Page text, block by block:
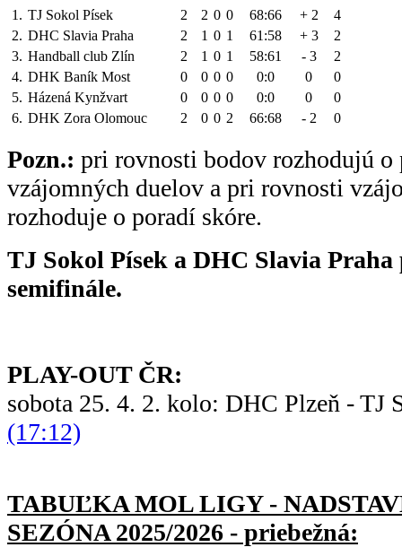
1. TJ Sokol Písek 2 2 0 0 68:66 + 2
4
2. DHC Slavia Praha 2 1 0 1 61:58 + 3
2
3. Handball club Zlín 2 1 0 1 58:61 - 3
2
4. DHK Baník Most 0 0 0 0 0:0 0
0
5. Házená Kynžvart 0 0 0 0 0:0 0
0
6. DHK Zora Olomouc 2 0 0 2 66:68 - 2 0
Pozn.: pri rovnosti bodov rozhodujú o
vzájomných duelov a pri rovnosti
rozhoduje o poradí skóre.
TJ Sokol Písek a DHC Slavia
semifinále.
PLAY-OUT ČR:
sobota 25. 4. 2. kolo: DHC Plzeň - TJ
(17:12)
TABUĽKA MOL LIGY -
SEZÓNA 2025/2026 - priebežná: